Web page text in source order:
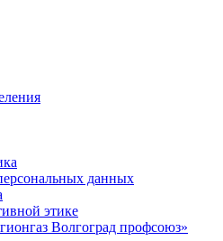
данных
этике
Волгоград профсоюз»